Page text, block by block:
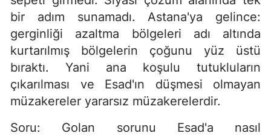
bir adım sunamadı. Astana'ya gelince:
gerginliği azaltma bölgeleri adı altında
kurtarılmış bölgelerin çoğunu yüz üstü
bıraktı. Yani ana koşulu tutukluların
çıkarılması ve Esad'ın düşmesi olmayan
müzakereler yararsız müzakerelerdir.
Soru: Golan sorunu Esad'a nasıl